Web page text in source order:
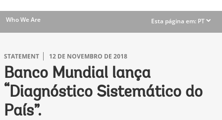
Who We Are Esta página em: PT dropdown
STATEMENT 12 DE NOVEMBRO DE 2018
Banco Mundial lança
“Diagnóstico Sistemático do
País”.